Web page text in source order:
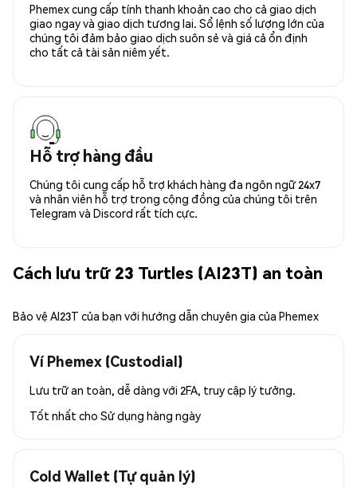
Phemex cung cấp tính thanh khoản cao cho cả giao dịch
giao ngay và giao dịch tương lai. Sổ lệnh số lượng lớn của
chúng tôi đảm bảo giao dịch suôn sẻ và giá cả ổn định
cho tất cả tài sản niêm yết.
Hỗ trợ hàng đầu
Chúng tôi cung cấp hỗ trợ khách hàng đa ngôn ngữ 24x7
và nhân viên hỗ trợ trong cộng đồng của chúng tôi trên
Telegram và Discord rất tích cực.
Cách lưu trữ 23 Turtles (AI23T) an toàn
Bảo vệ AI23T của bạn với hướng dẫn chuyên gia của Phemex
Ví Phemex (Custodial)
Lưu trữ an toàn, dễ dàng với 2FA, truy cập lý tưởng.
Tốt nhất cho Sử dụng hàng ngày
Cold Wallet (Tự quản lý)